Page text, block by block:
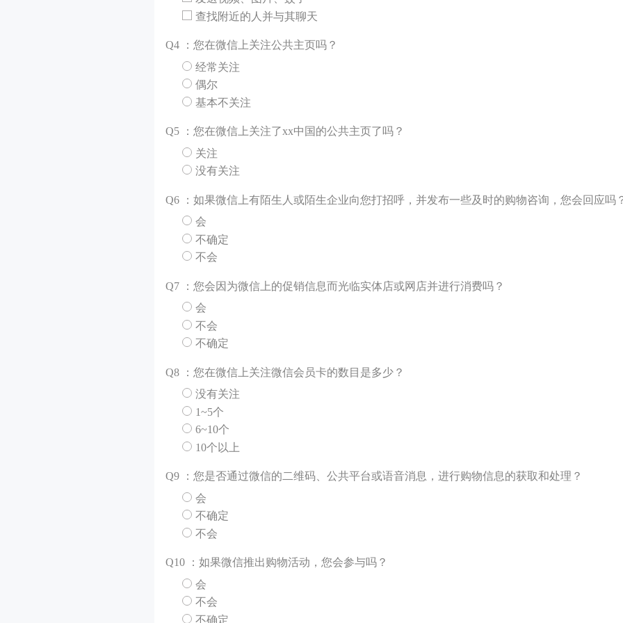
查找附近的人并与其聊天
Q4 ：您在微信上关注公共主页吗？
经常关注
偶尔
基本不关注
Q5 ：您在微信上关注了xx中国的公共主页了吗？
关注
没有关注
Q6 ：如果微信上有陌生人或陌生企业向您打招呼，并发布一些及时的购物咨询，您会回应吗
会
不确定
不会
Q7 ：您会因为微信上的促销信息而光临实体店或网店并进行消费吗？
会
不会
不确定
Q8 ：您在微信上关注微信会员卡的数目是多少？
没有关注
1~5个
6~10个
10个以上
Q9 ：您是否通过微信的二维码、公共平台或语音消息，进行购物信息的获取和处理？
会
不确定
不会
Q10 ：如果微信推出购物活动，您会参与吗？
会
不会
不确定